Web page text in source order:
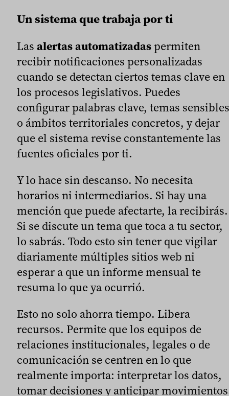
Un sistema que trabaja por ti
Las alertas automatizadaspermiten
recibir notificaciones personalizadas
cuando se detectan ciertos temas clave en
los procesos legislativos. Puedes
configurar palabras clave, temas sensibles
o ámbitos territoriales concretos, y dejar
que el sistema revise constantemente las
fuentes oficiales por ti.
Y lo hace sin descanso. No necesita
horarios ni intermediarios. Si hay una
mención que puede afectarte, la recibirás.
Si se discute un tema que toca a tu sector,
lo sabrás. Todo esto sin tener que vigilar
diariamente múltiples sitios web ni
esperar a que un informe mensual te
resuma lo que ya ocurrió.
Esto no solo ahorra tiempo. Libera
recursos. Permite que los equipos de
relaciones institucionales, legales o de
comunicación se centren en lo que
realmente importa: interpretar los datos,
tomar decisiones y anticipar